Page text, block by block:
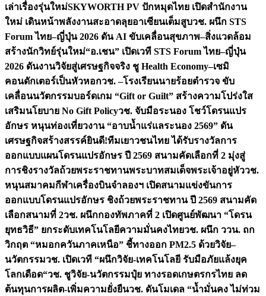
เล่าเรื่องรุ่นใหม่SKYWORTH PV ปักหมุดไทย เปิดสำนักงาน
ใหม่ เดินหน้าพลังงานสะอาดลุยอาเซียนเต็มสูบวช. ผนึก STS
Forum ไทย–ญี่ปุ่น 2026 ดัน AI ขับเคลื่อนสุขภาพ–สิ่งแวดล้อม
สร้างนักวิทย์รุ่นใหม่“อ.เชน” เปิดเวที STS Forum ไทย–ญี่ปุ่น
2026 ดันงานวิจัยสู่เศรษฐกิจจริง ชู Health Economy–เซมิ
คอนดักเตอร์เป็นหัวหอกวช. –โรงเรียนนายร้อยตำรวจ ขับ
เคลื่อนนวัตกรรมบอร์ดเกม “Gift or Guilt” สร้างความโปร่งใส
เสริมนโยบาย No Gift Policyวช. จับมือระนอง โชว์โดรนแปร
อักษร หนุนท่องเที่ยวงาน “อาบน้ำแร่แลระนอง 2569” ดัน
เศรษฐกิจสร้างสรรค์ยินดี!ทีมเยาวชนไทย ได้รับรางวัลการ
ออกแบบแผนโดรนแปรอักษร ปี 2569 สนามคัดเลือกที่ 2 มุ่งสู่
การชิงรางวัลถ้วยพระราชทานพระบาทสมเด็จพระเจ้าอยู่หัววช.
หนุนสมาคมกีฬาเครื่องบินจำลองฯ เปิดสนามแข่งขันการ
ออกแบบโดรนแปรอักษร ชิงถ้วยพระราชทาน ปี 2569 สนามคัด
เลือกสนามที่ 2วช. ผนึกกองทัพภาคที่ 2 เปิดศูนย์พัฒนา “โดรน
ยุทธวิธี” ยกระดับเทคโนโลยีความมั่นคงไทยวช. ผนึก ววน. ถก
วิกฤต “หมอกควันภาคเหนือ” ชี้ทางออก PM2.5 ด้วยวิจัย–
นวัตกรรมวช. เปิดเวที “ผนึกวิจัย-เทคโนโลยี รับมือภัยแล้งยุค
โลกเดือด“วช. ชูวิจัย-นวัตกรรมปุ๋ย ทางรอดเกษตรกรไทย ลด
ต้นทุนการผลิต-เพิ่มความยั่งยืนวช. ดันโมเดล “น้ำมั่นคง ไม่ท่วม